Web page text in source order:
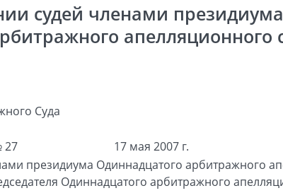
судей членами
апелляционного
Суда
27
17 мая 2007 г.
президиума Одиннадцатого арбитражного
Одиннадцатого арбитражного